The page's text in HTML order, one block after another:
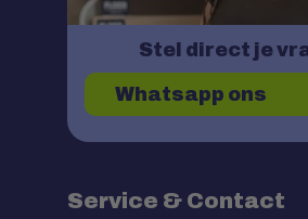
Stel direct je
Whatsapp ons
Service & Contact